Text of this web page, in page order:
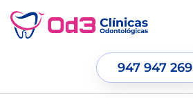
947 947 269